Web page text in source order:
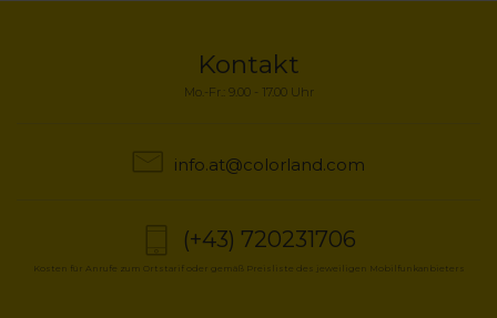
Kontakt
Mo.-Fr.: 9.00 - 17.00 Uhr
info.at@colorland.com
(+43) 720231706
Kosten für Anrufe zum Ortstarif oder gemäß Preisliste des jeweiligen Mobilfunkanbieters